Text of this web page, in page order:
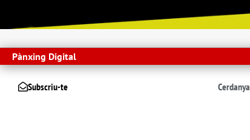
Pànxing Digital
Subscriu-te Cerdanya